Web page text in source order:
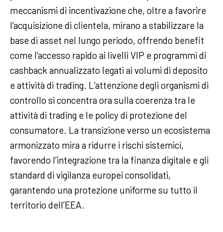
meccanismi di incentivazione che, oltre a favorire
l’acquisizione di clientela, mirano a stabilizzare la
base di asset nel lungo periodo, offrendo benefit
come l’accesso rapido ai livelli VIP e programmi di
cashback annualizzato legati ai volumi di deposito
e attività di trading. L’attenzione degli organismi di
controllo si concentra ora sulla coerenza tra le
attività di trading e le policy di protezione del
consumatore. La transizione verso un ecosistema
armonizzato mira a ridurre i rischi sistemici,
favorendo l’integrazione tra la finanza digitale e gli
standard di vigilanza europei consolidati,
garantendo una protezione uniforme su tutto il
territorio dell’EEA.